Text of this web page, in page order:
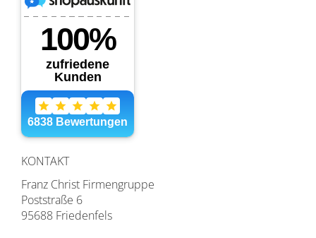
KONTAKT
Franz Christ Firmengruppe
Poststraße 6
95688 Friedenfels